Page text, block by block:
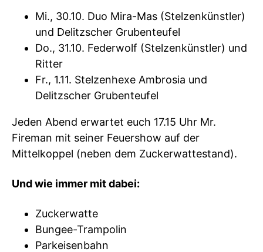
Mi., 30.10. Duo Mira-Mas (Stelzenkünstler)
und Delitzscher Grubenteufel
Do., 31.10. Federwolf (Stelzenkünstler) und
Ritter
Fr., 1.11. Stelzenhexe Ambrosia und
Delitzscher Grubenteufel
Jeden Abend erwartet euch 17.15 Uhr Mr.
Fireman mit seiner Feuershow auf der
Mittelkoppel (neben dem Zuckerwattestand).
Und wie immer mit dabei:
Zuckerwatte
Bungee-Trampolin
Parkeisenbahn